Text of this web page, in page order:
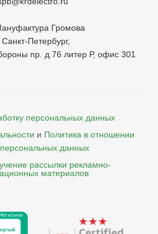
Громова
Санкт-Петербург,
пр. д.76 литер Р, офис 301
персональных данных
и Политика в отношении
данных
рассылки рекламно-
материалов